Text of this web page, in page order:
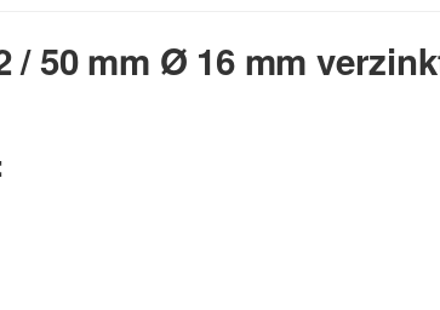
/ 50 mm Ø 16 mm